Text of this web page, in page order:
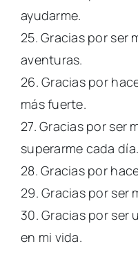
ayudarme.
25. Gracias por ser
aventuras.
26. Gracias por
más fuerte.
27. Gracias por ser
superarme cada día.
28. Gracias por
29. Gracias por ser
30. Gracias por ser
en mi vida.